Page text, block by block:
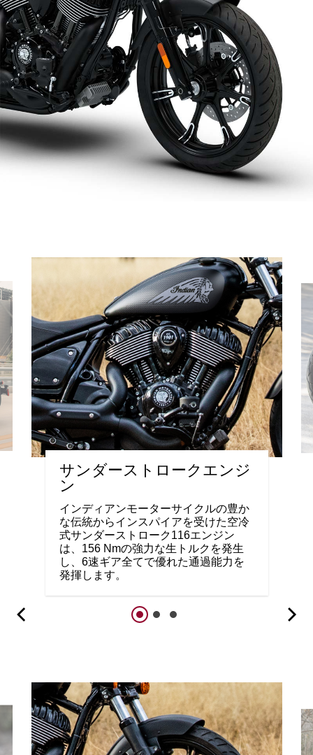
サンダーストロークエンジ
ン
インディアンモーターサイクルの豊か
な伝統からインスパイアを受けた空冷
式サンダーストローク116エンジン
は、156 Nmの強力な生トルクを発生
し、6速ギア全てで優れた通過能力を
発揮します。